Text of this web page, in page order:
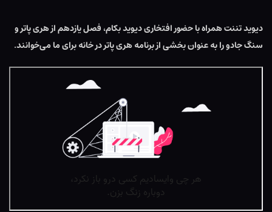
دیوید تننت همراه با حضور افتخاری دیوید بکام، فصل یازدهم از هری پاتر و
سنگ جادو را به عنوان بخشی از برنامه هری پاتر در خانه برای ما می‌خوانند.